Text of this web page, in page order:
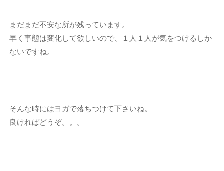
まだまだ不安な所が残っています。
早く事態は変化して欲しいので、１人１人が気をつけるしか
ないですね。
そんな時にはヨガで落ちつけて下さいね。
良ければどうぞ。。。